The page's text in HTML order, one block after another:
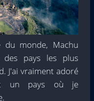
du monde, Machu
pays les plus
J'ai vraiment adoré
un pays où je